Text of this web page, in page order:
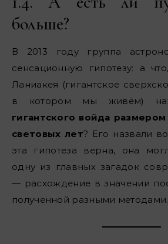
больше?
В 2013 году группа
сенсационную гипотезу: а
Ланиакея (гигантское
в котором мы живём)
гигантского войда
световых лет? Его назвали
эта гипотеза верна, она
одну из главных загадок
— расхождение в значении
полученной разными методами.